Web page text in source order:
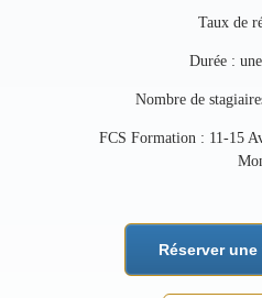
Taux de
Durée :
Nombre de
FCS Formation : 11-15
Réserver